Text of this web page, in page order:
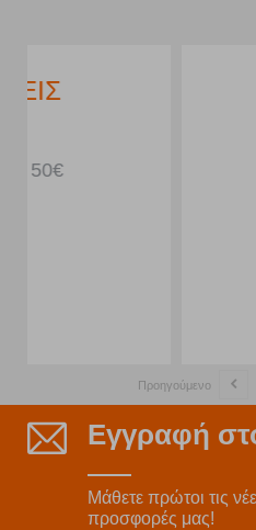
ΧΩΡΟΣ
Μπροστά από
Προηγούμενο
Εγγραφή
Μάθετε πρώτοι τις
προσφορές μας!